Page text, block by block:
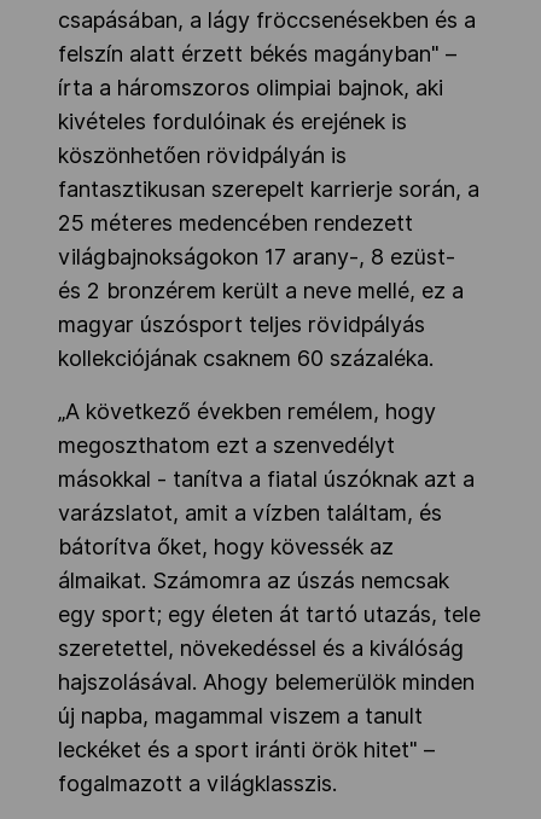
csapásában, a lágy fröccsenésekben és a
felszín alatt érzett békés magányban" –
írta a háromszoros olimpiai bajnok, aki
kivételes fordulóinak és erejének is
köszönhetően rövidpályán is
fantasztikusan szerepelt karrierje során, a
25 méteres medencében rendezett
világbajnokságokon 17 arany-, 8 ezüst-
és 2 bronzérem került a neve mellé, ez a
magyar úszósport teljes rövidpályás
kollekciójának csaknem 60 százaléka.
„A következő években remélem, hogy
megoszthatom ezt a szenvedélyt
másokkal - tanítva a fiatal úszóknak azt a
varázslatot, amit a vízben találtam, és
bátorítva őket, hogy kövessék az
álmaikat. Számomra az úszás nemcsak
egy sport; egy életen át tartó utazás, tele
szeretettel, növekedéssel és a kiválóság
hajszolásával. Ahogy belemerülök minden
új napba, magammal viszem a tanult
leckéket és a sport iránti örök hitet" –
fogalmazott a világklasszis.